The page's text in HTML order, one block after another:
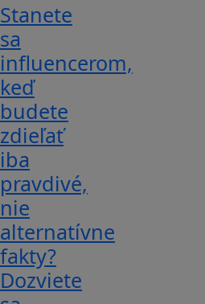
Stanete
sa
influencerom,
keď
budete
zdieľať
iba
pravdivé,
nie
alternatívne
fakty?
Dozviete